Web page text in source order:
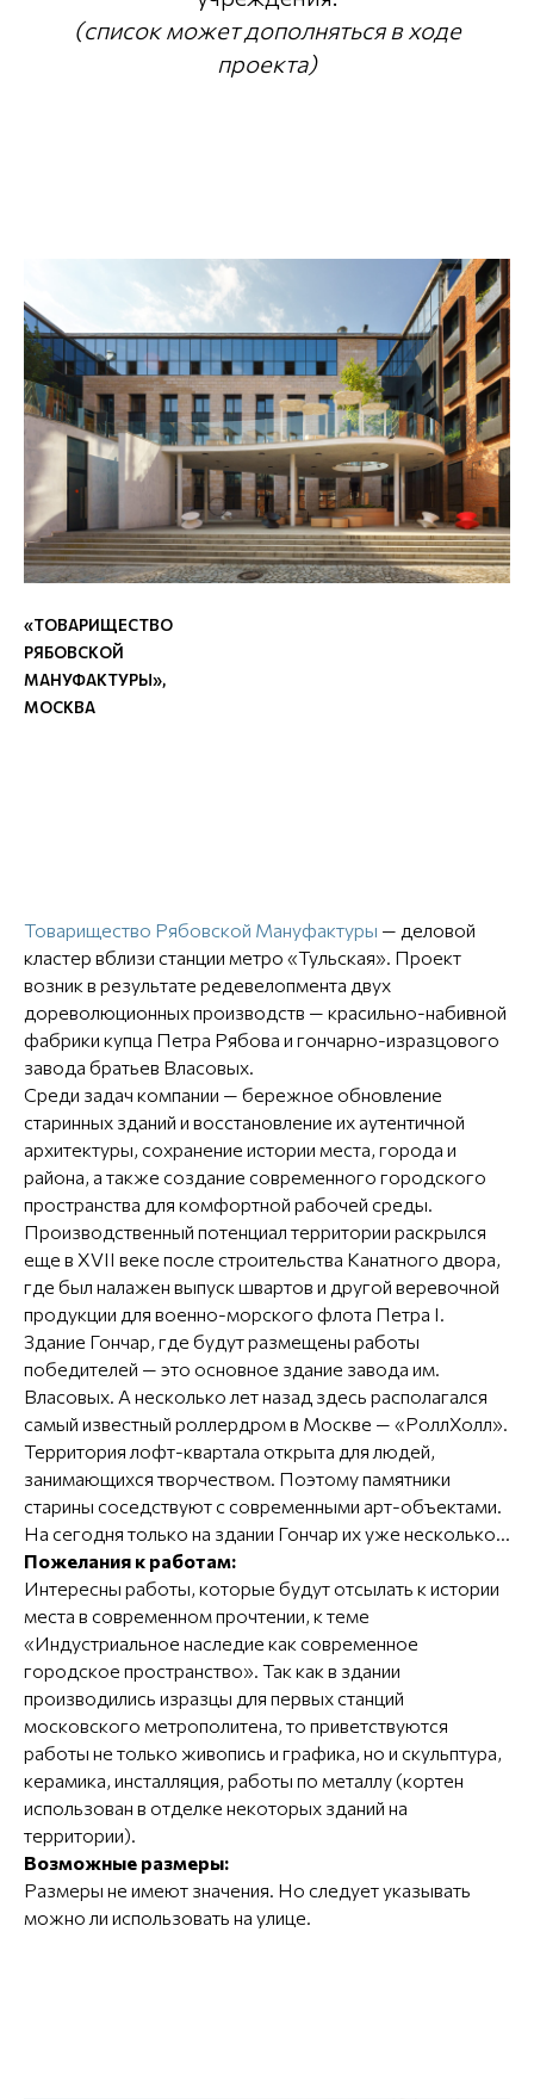
(список может дополняться в ходе
проекта)
«ТОВАРИЩЕСТВО
РЯБОВСКОЙ
МАНУФАКТУРЫ»,
МОСКВА
Товарищество Рябовской Мануфактуры — деловой
кластер вблизи станции метро «Тульская». Проект
возник в результате редевелопмента двух
дореволюционных производств — красильно-набивной
фабрики купца Петра Рябова и гончарно-изразцового
завода братьев Власовых.
Среди задач компании — бережное обновление
старинных зданий и восстановление их аутентичной
архитектуры, сохранение истории места, города и
района, а также создание современного городского
пространства для комфортной рабочей среды.
Производственный потенциал территории раскрылся
еще в XVII веке после строительства Канатного двора,
где был налажен выпуск швартов и другой веревочной
продукции для военно-морского флота Петра I.
Здание Гончар, где будут размещены работы
победителей — это основное здание завода им.
Власовых. А несколько лет назад здесь располагался
самый известный роллердром в Москве — «РоллХолл».
Территория лофт-квартала открыта для людей,
занимающихся творчеством. Поэтому памятники
старины соседствуют с современными арт-объектами.
На сегодня только на здании Гончар их уже несколько...
Пожелания к работам:
Интересны работы, которые будут отсылать к истории
места в современном прочтении, к теме
«Индустриальное наследие как современное
городское пространство». Так как в здании
производились изразцы для первых станций
московского метрополитена, то приветствуются
работы не только живопись и графика, но и скульптура,
керамика, инсталляция, работы по металлу (кортен
использован в отделке некоторых зданий на
территории).
Возможные размеры:
Размеры не имеют значения. Но следует указывать
можно ли использовать на улице.